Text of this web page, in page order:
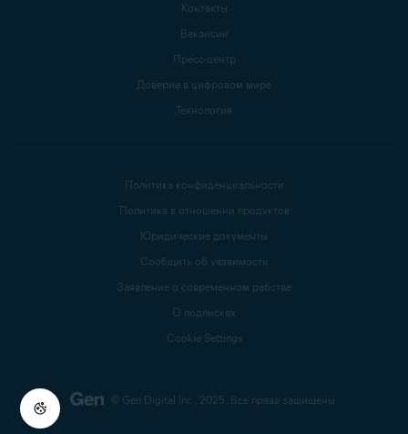
Контакты
Вакансии
Пресс-центр
Доверие в цифровом мире
Технология
© Gen Digital Inc., 2025. Все права защищены.
Политика конфиденциальности
Политика в отношении продуктов
Юридические документы
Сообщить об уязвимости
Заявление о современном рабстве
О подписках
Cookie Settings